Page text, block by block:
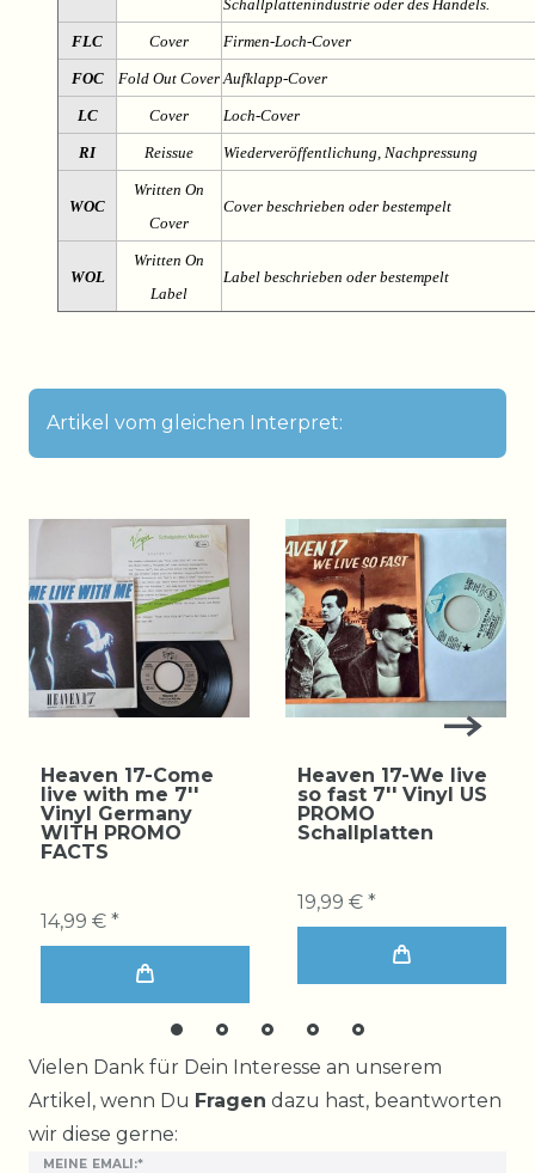
Schallplattenindustrie oder des Handels.
FLC Cover Firmen-Loch-Cover
FOC Fold Out Cover Aufklapp-Cover
LC Cover Loch-Cover
RI Reissue Wiederveröffentlichung, Nachpressung
WOC
Written On
Cover
Cover beschrieben oder bestempelt
WOL
Written On
Label
Label beschrieben oder bestempelt
Artikel vom gleichen Interpret:
Heaven 17-Come
live with me 7''
Vinyl Germany
WITH PROMO
FACTS
14,99 € *
Heaven 17-We live
so fast 7'' Vinyl US
PROMO
Schallplatten
19,99 € *
Vielen Dank für Dein Interesse an unserem
Artikel, wenn Du Fragen dazu hast, beantworten
wir diese gerne:
MEINE EMALI:*
Ceres::Template.mailFormHoneypotLabel